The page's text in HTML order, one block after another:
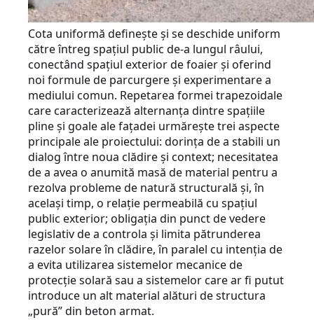
Cota uniformă definește și se deschide uniform
către întreg spațiul public de-a lungul râului,
conectând spațiul exterior de foaier și oferind
noi formule de parcurgere și experimentare a
mediului comun. Repetarea formei trapezoidale
care caracterizează alternanța dintre spațiile
pline și goale ale fațadei urmărește trei aspecte
principale ale proiectului: dorința de a stabili un
dialog între noua clădire și context; necesitatea
de a avea o anumită masă de material pentru a
rezolva probleme de natură structurală și, în
același timp, o relație permeabilă cu spațiul
public exterior; obligația din punct de vedere
legislativ de a controla și limita pătrunderea
razelor solare în clădire, în paralel cu intenția de
a evita utilizarea sistemelor mecanice de
protecție solară sau a sistemelor care ar fi putut
introduce un alt material alături de structura
„pură” din beton armat.